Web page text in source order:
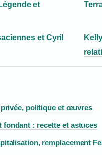
et
et Cyril
politique et œuvres
fondant : recette et astuces
remplacement